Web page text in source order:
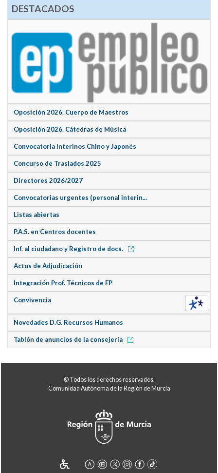
DESTACADOS
Oposición 2026. Cuerpo de Maestros
Oposición 2026. Cátedras de Música
Convocatoria Interinos Chino y Japonés
Concurso de Traslados 2025
Directores 2026/2027
Convocatorias urgentes (personal interin...
Listas abiertas
P.A.S. en Centros docentes
Inf. al ciudadano y Registro de docs.
Actos de Adjudicación
Integración Prof. Técnicos de FP
Convivencia
Novedades D.G. Recursos Humanos
Tablón de anuncios de la consejería
© Todos los derechos reservados.
Comunidad Autónoma de la Región de Murcia